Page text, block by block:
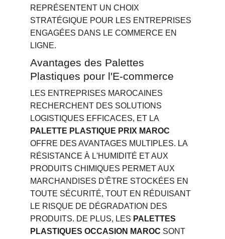
REPRÉSENTENT UN CHOIX
STRATÉGIQUE POUR LES ENTREPRISES
ENGAGÉES DANS LE COMMERCE EN
LIGNE.
Avantages des Palettes
Plastiques pour l'E-commerce
LES ENTREPRISES MAROCAINES
RECHERCHENT DES SOLUTIONS
LOGISTIQUES EFFICACES, ET LA
PALETTE PLASTIQUE PRIX MAROC
OFFRE DES AVANTAGES MULTIPLES. LA
RÉSISTANCE À L'HUMIDITÉ ET AUX
PRODUITS CHIMIQUES PERMET AUX
MARCHANDISES D'ÊTRE STOCKÉES EN
TOUTE SÉCURITÉ, TOUT EN RÉDUISANT
LE RISQUE DE DÉGRADATION DES
PRODUITS. DE PLUS, LES PALETTES
PLASTIQUES OCCASION MAROC SONT